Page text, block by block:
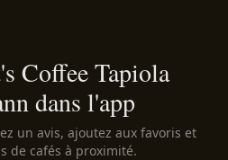
Coffee Tapiola
dans l'app
un avis, ajoutez aux favoris et
de cafés à proximité.